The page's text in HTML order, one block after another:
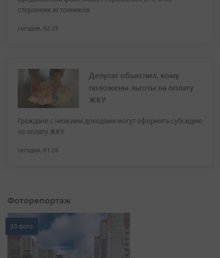
сторонних источников
сегодня, 02:29
Депутат объяснил, кому
положены льготы на оплату
ЖКУ
Граждане с низкими доходами могут оформить субсидию
на оплату ЖКУ
сегодня, 01:28
Фоторепортаж
20 фото